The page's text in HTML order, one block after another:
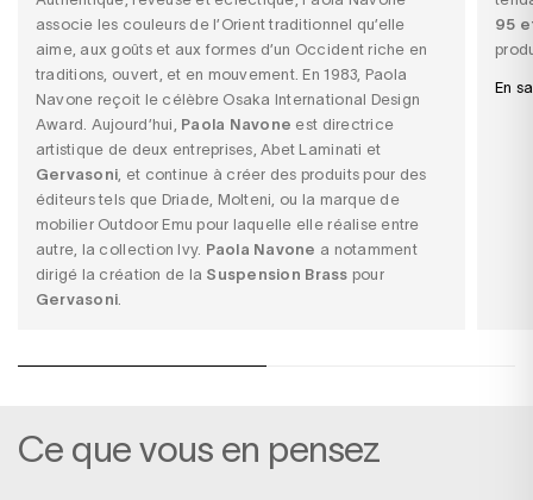
associe les couleurs de l’Orient traditionnel qu’elle
aime, aux goûts et aux formes d’un Occident riche en
traditions, ouvert, et en mouvement. En 1983, Paola
Navone reçoit le célèbre Osaka International Design
Award. Aujourd’hui, Paola Navone est directrice
artistique de deux entreprises, Abet Laminati et
Gervasoni, et continue à créer des produits pour des
éditeurs tels que Driade, Molteni, ou la marque de
mobilier Outdoor Emu pour laquelle elle réalise entre
autre, la collection Ivy. Paola Navone a notamment
dirigé la création de la Suspension Brass pour
Gervasoni.
95
En
Ce que vous en pensez